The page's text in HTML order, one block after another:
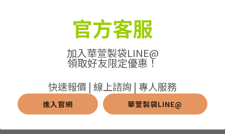
➢束口袋
➢保溫保冷袋
➢潛水布袋
➢杯袋/餐具袋
➢布料/印刷/配件
➢布料介紹
➢印刷介紹
➢配件介紹
➢打樣和樣品
➢刀模下載
➢常見Q&A
繁體中文
繁體中文
LINE@客服
官方客服
加入華萱製袋LINE@
領取好友限定優惠！
快速報價 | 線上諮詢 | 專人服務
進入官網 華萱製袋LINE@